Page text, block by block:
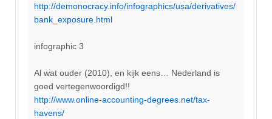
http://demonocracy.info/infographics/usa/derivatives/
bank_exposure.html
infographic 3
Al wat ouder (2010), en kijk eens… Nederland is
goed vertegenwoordigd!!
http://www.online-accounting-degrees.net/tax-
havens/